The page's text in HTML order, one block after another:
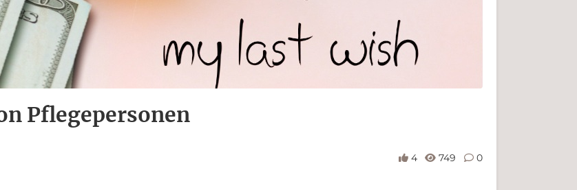
Pflegepersonen
4 749 0